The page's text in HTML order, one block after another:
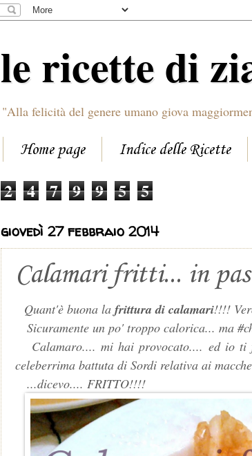
le ricette di
"Alla felicità del genere umano giova
Home page Indice delle Ricette
2 4 7 9 9 5 5
giovedì 27 febbraio 2014
Calamari fritti... in
Quant'è buona la frittura di calamari!!!!
Sicuramente un po' troppo calorica... ma
Calamaro.... mi hai provocato.... ed io ti
celeberrima battuta di Sordi relativa ai
...dicevo.... FRITTO!!!!